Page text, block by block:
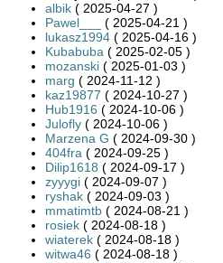
albik( 2025-04-27 )
Pawel___
( 2025-04-21 )
lukasz1994( 2025-04-16 )
Kubabuba ( 2025-02-05 )
mozanski( 2025-01-03 )
marg ( 2024-11-12 )
kaz19877 ( 2024-10-27 )
Hub1916 ( 2024-10-06 )
Julofly ( 2024-10-06 )
Marzena G ( 2024-09-30 )
404fra ( 2024-09-25 )
Dilip1618 ( 2024-09-17 )
zyyygi( 2024-09-07 )
ryshak( 2024-09-03 )
mmatimtb( 2024-08-21 )
rosiek( 2024-08-18 )
wiaterek( 2024-08-18 )
witwa46 ( 2024-08-18 )